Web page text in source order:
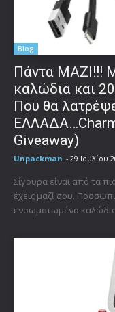
Blog
Πάντα ΜΑΖΙ!!!
καλώδια και
Που θα
Giveaway)
Unpackman - 29 Ιουλίου
Σίγουρα είναι από τα
έχεις μαζί σου.
ενσωματωμένα